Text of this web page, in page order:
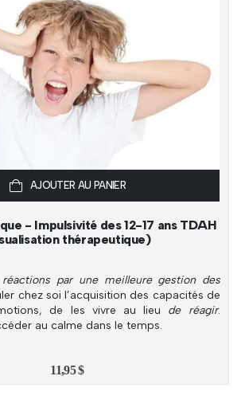
AJOUTER AU PANIER
- Impulsivité des 12-17 ans TDAH
thérapeutique)
par une meilleure gestion des
chez soi l’acquisition des capacités de
de les vivre au lieu de réagir.
au calme dans le temps.
11,95$